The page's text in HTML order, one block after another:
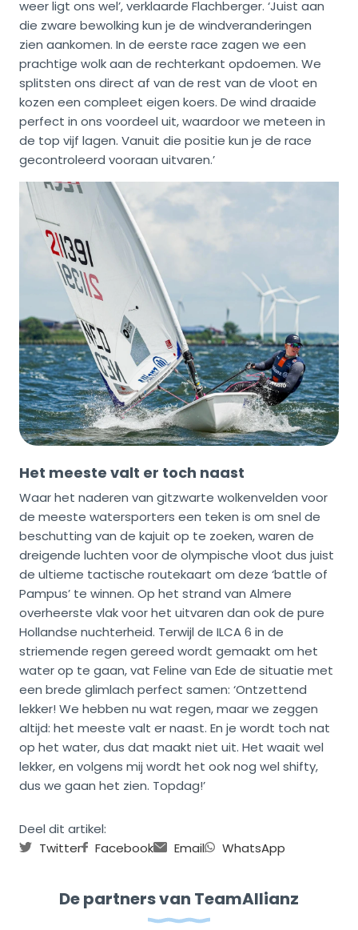
weer ligt ons wel’, verklaarde Flachberger. ‘Juist aan
die zware bewolking kun je de windveranderingen
zien aankomen. In de eerste race zagen we een
prachtige wolk aan de rechterkant opdoemen. We
splitsten ons direct af van de rest van de vloot en
kozen een compleet eigen koers. De wind draaide
perfect in ons voordeel uit, waardoor we meteen in
de top vijf lagen. Vanuit die positie kun je de race
gecontroleerd vooraan uitvaren.’
Het meeste valt er toch naast
Waar het naderen van gitzwarte wolkenvelden voor
de meeste watersporters een teken is om snel de
beschutting van de kajuit op te zoeken, waren de
dreigende luchten voor de olympische vloot dus juist
de ultieme tactische routekaart om deze ‘battle of
Pampus’ te winnen. Op het strand van Almere
overheerste vlak voor het uitvaren dan ook de pure
Hollandse nuchterheid. Terwijl de ILCA 6 in de
striemende regen gereed wordt gemaakt om het
water op te gaan, vat Feline van Ede de situatie met
een brede glimlach perfect samen: ‘Ontzettend
lekker! We hebben nu wat regen, maar we zeggen
altijd: het meeste valt er naast. En je wordt toch nat
op het water, dus dat maakt niet uit. Het waait wel
lekker, en volgens mij wordt het ook nog wel shifty,
dus we gaan het zien. Topdag!’
Deel dit artikel:
Twitter
Facebook Email WhatsApp
De partners van TeamAllianz